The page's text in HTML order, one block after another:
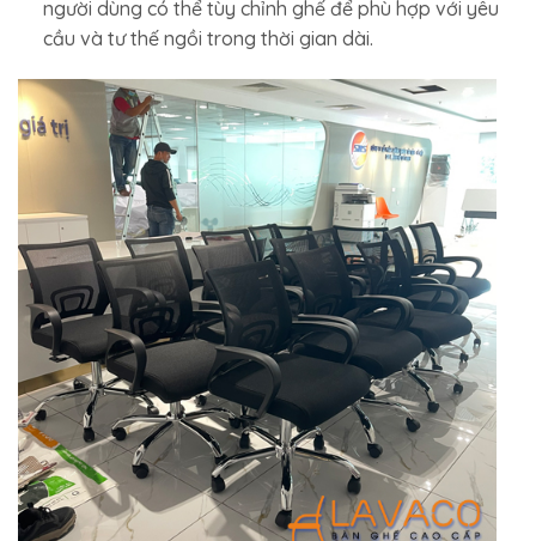
người dùng có thể tùy chỉnh ghế để phù hợp với yêu
cầu và tư thế ngồi trong thời gian dài.